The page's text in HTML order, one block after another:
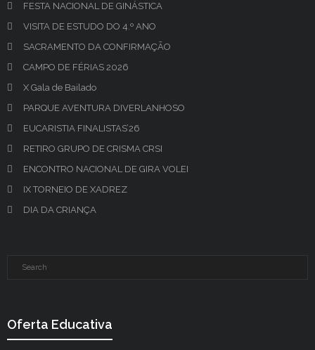
FESTA NACIONAL DE GINÁSTICA
VISITA DE ESTUDO DO 4.º ANO
SACRAMENTO DA CONFIRMAÇÃO
CAMPO DE FÉRIAS 2026
X Gala de Bailado
PARQUE AVENTURA DIVERLANHOSO
EUCARISTIA FINALISTAS’26
RETIRO GRUPO DE CRISMA CRSI
ENCONTRO NACIONAL DE GIRA VOLEI
IX TORNEIO DE XADREZ
DIA DA CRIANÇA
Oferta Educativa